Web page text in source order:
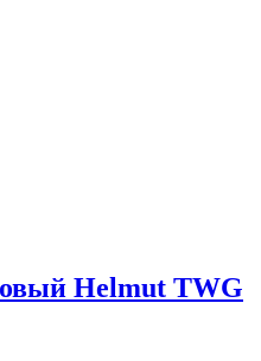
Helmut TWG